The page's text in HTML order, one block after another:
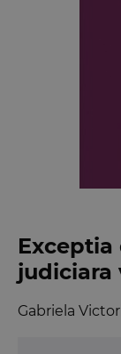
Exceptia
judiciara
Gabriela